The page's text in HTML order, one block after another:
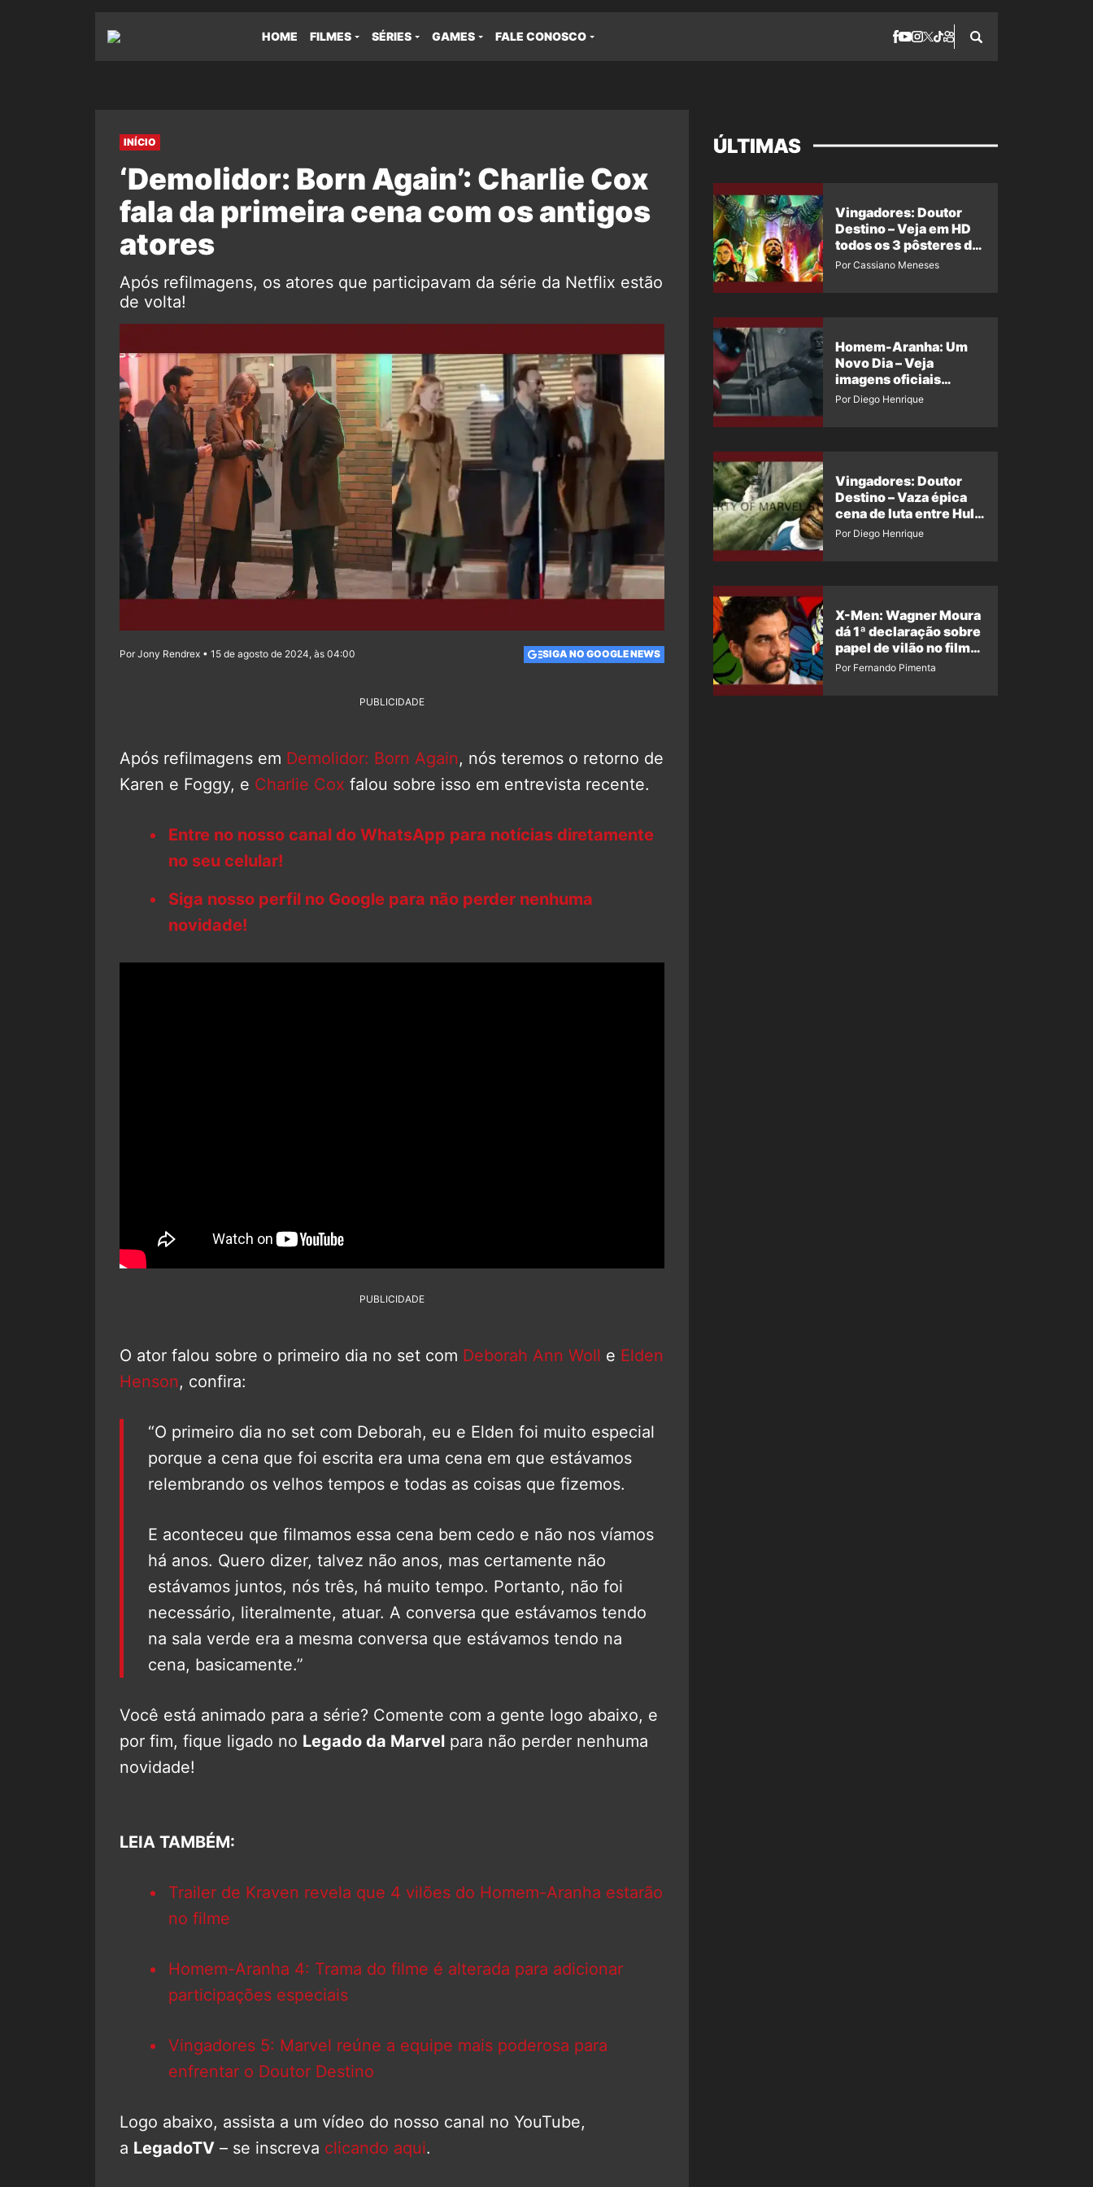
HOME FILMES SÉRIES GAMES FALE CONOSCO
INÍCIO
‘Demolidor: Born Again’: Charlie Cox
fala da primeira cena com os antigos
atores
Após refilmagens, os atores que participavam da série da Netflix estão
de volta!
Por Jony Rendrex • 15 de agosto de 2024, às 04:00 SIGA NO GOOGLE NEWS
PUBLICIDADE
Após refilmagens em Demolidor: Born Again, nós teremos o retorno de
Karen e Foggy, e Charlie Cox falou sobre isso em entrevista recente.
Entre no nosso canal do WhatsApp para notícias diretamente
no seu celular!
Siga nosso perfil no Google para não perder nenhuma
novidade!
PUBLICIDADE
O ator falou sobre o primeiro dia no set com Deborah Ann Woll e Elden
Henson, confira:
“O primeiro dia no set com Deborah, eu e Elden foi muito especial
porque a cena que foi escrita era uma cena em que estávamos
relembrando os velhos tempos e todas as coisas que fizemos.
E aconteceu que filmamos essa cena bem cedo e não nos víamos
há anos. Quero dizer, talvez não anos, mas certamente não
estávamos juntos, nós três, há muito tempo. Portanto, não foi
necessário, literalmente, atuar. A conversa que estávamos tendo
na sala verde era a mesma conversa que estávamos tendo na
cena, basicamente.”
Você está animado para a série? Comente com a gente logo abaixo, e
por fim, fique ligado no Legado da Marvel para não perder nenhuma
novidade!
LEIA TAMBÉM:
Trailer de Kraven revela que 4 vilões do Homem-Aranha estarão
no filme
Homem-Aranha 4: Trama do filme é alterada para adicionar
participações especiais
Vingadores 5: Marvel reúne a equipe mais poderosa para
enfrentar o Doutor Destino
Logo abaixo, assista a um vídeo do nosso canal no YouTube,
a LegadoTV – se inscreva clicando aqui.
ÚLTIMAS
Vingadores: Doutor
Destino – Veja em HD
todos os 3 pôsteres de
‘Doomsday’ + 1 imagem
Por Cassiano Meneses
Homem-Aranha: Um
Novo Dia – Veja
imagens oficiais
descartadas do Hulk
Por Diego Henrique
Vingadores: Doutor
Destino – Vaza épica
cena de luta entre Hulk
e o Coisa
Por Diego Henrique
X-Men: Wagner Moura
dá 1ª declaração sobre
papel de vilão no filme
da Marvel
Por Fernando Pimenta